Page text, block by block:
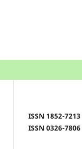
ISSN 1852-7213
ISSN 0326-7806